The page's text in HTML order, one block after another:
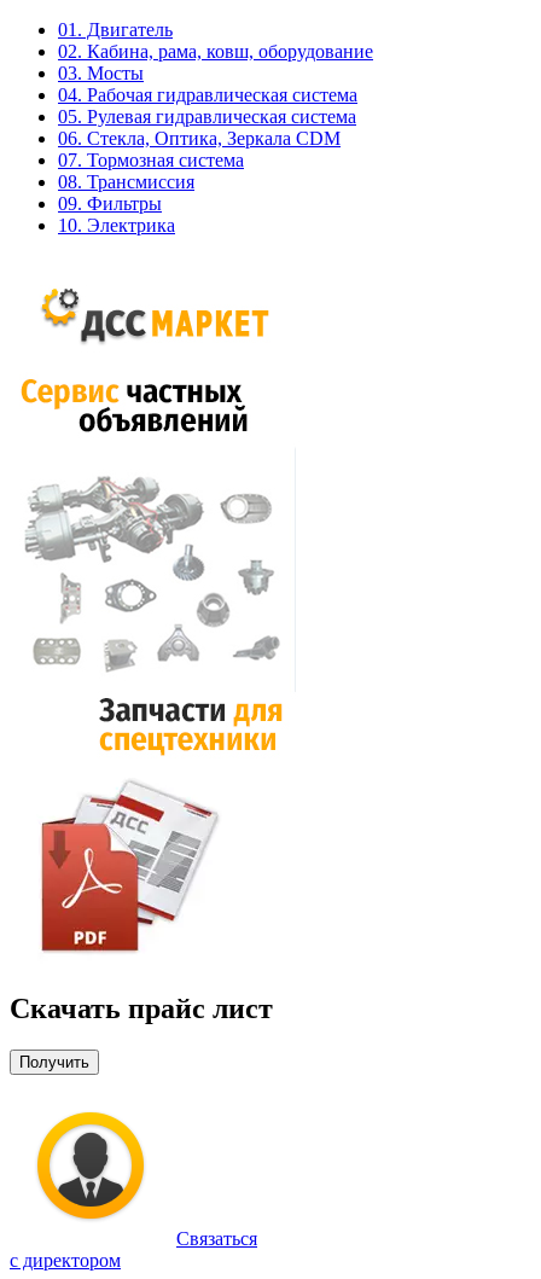
01. Двигатель
02. Кабина, рама, ковш, оборудование
03. Мосты
04. Рабочая гидравлическая система
05. Рулевая гидравлическая система
06. Стекла, Оптика, Зеркала CDM
07. Тормозная система
08. Трансмиссия
09. Фильтры
10. Электрика
Скачать прайс лист
Получить
Связаться
с директором